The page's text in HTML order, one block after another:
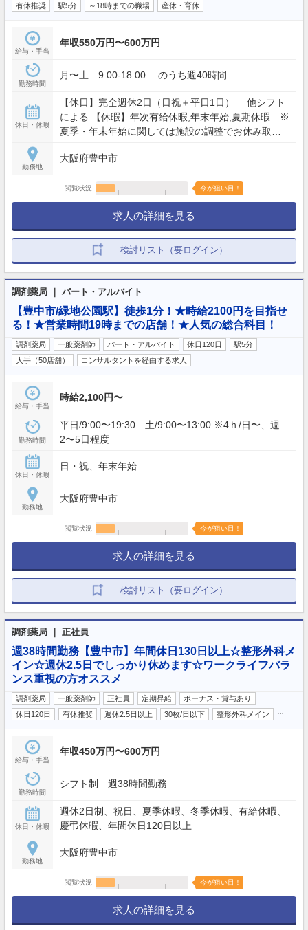
有休推奨
駅5分 ～18時までの職場 産休・育休
給与・手当
年収550万円〜600万円
勤務時間
月〜土 9:00-18:00 のうち週40時間
休日・休暇
【休日】完全週休2日（日祝＋平日1日） 他シフト
による 【休暇】年次有給休暇,年末年始,夏期休暇 ※
夏季・年末年始に関しては施設の調整でお休み取得
勤務地
大阪府豊中市
閲覧状況 今が狙い目！
求人の詳細を見る
検討リスト（要ログイン）
調剤薬局 ｜ パート・アルバイト
【豊中市/緑地公園駅】徒歩1分！★時給2100円を目指せ
る！★営業時間19時までの店舗！★人気の総合科目！
調剤薬局 一般薬剤師 パート・アルバイト 休日120日
駅5分
大手（50店舗）
コンサルタントを経由する求人
給与・手当
時給2,100円〜
勤務時間
平日/9:00〜19:30 土/9:00〜13:00 ※4ｈ/日〜、週
2〜5日程度
休日・休暇
日・祝、年末年始
勤務地
大阪府豊中市
閲覧状況 今が狙い目！
求人の詳細を見る
検討リスト（要ログイン）
調剤薬局 ｜ 正社員
週38時間勤務【豊中市】年間休日130日以上☆整形外科メ
イン☆週休2.5日でしっかり休めます☆ワークライフバラ
ンス重視の方オススメ
調剤薬局 一般薬剤師 正社員 定期昇給
ボーナス・賞与あり
休日120日
有休推奨 週休2.5日以上 30枚/日以下 整形外科メイン
給与・手当
年収450万円〜600万円
勤務時間
シフト制 週38時間勤務
休日・休暇
週休2日制、祝日、夏季休暇、冬季休暇、有給休暇、
慶弔休暇、年間休日120日以上
勤務地
大阪府豊中市
閲覧状況 今が狙い目！
求人の詳細を見る